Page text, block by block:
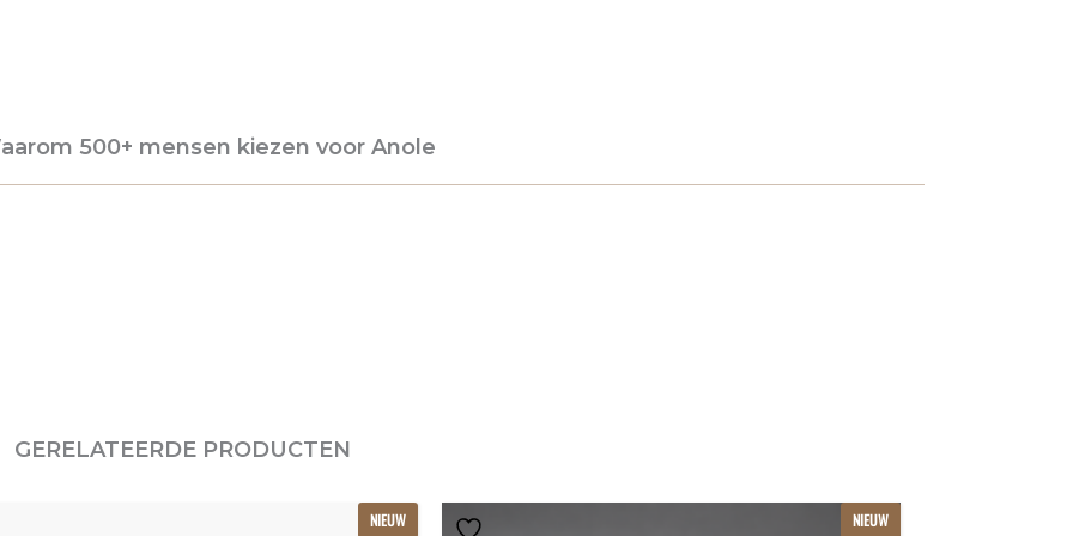
500+ mensen kiezen voor Anole
GERELATEERDE PRODUCTEN
NIEUW NIEUW